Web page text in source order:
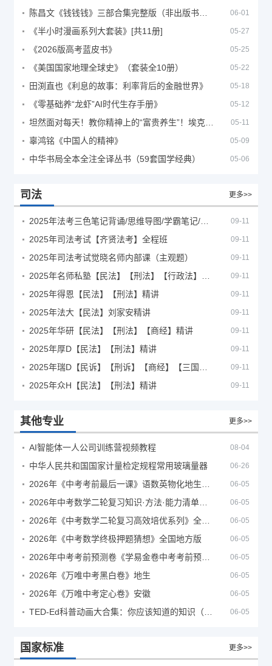
06-01
《半小时漫画系列大套装》[共11册] 05-27
《2026版高考蓝皮书》 05-25
《美国国家地理全球史》（套装全10册） 05-22
田渕直也《利息的故事：利率背后的金融世界》 05-18
《零基础养“龙虾”AI时代生存手册》 05-12
05-11
辜鸿铭《中国人的精神》 05-09
中华书局全本全注全译丛书（59套国学经典） 05-06
司法 更多>>
09-11
2025年司法考试【齐贤法考】全程班 09-11
2025年司法考试觉晓名师内部课（主观题） 09-11
09-11
2025年得恩【民法】【刑法】精讲 09-11
2025年法大【民法】刘家安精讲 09-11
2025年华研【民法】【刑法】【商经】精讲 09-11
2025年厚D【民法】【刑法】精讲 09-11
09-11
2025年众H【民法】【刑法】精讲 09-11
其他专业 更多>>
AI智能体一人公司训练营视频教程 08-04
中华人民共和国国家计量检定规程常用玻璃量器 06-26
06-05
06-05
06-05
2026年《中考数学终极押题猜想》全国地方版 06-05
06-05
2026年《万唯中考黑白卷》地生 06-05
2026年《万唯中考定心卷》安徽 06-05
06-05
国家标准 更多>>